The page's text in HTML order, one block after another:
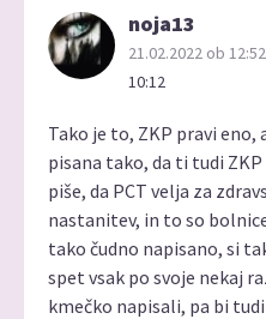
noja13
21.02.2022 ob 12:52
10:12
Tako je to, ZKP pravi eno,
pisana tako, da ti tudi
piše, da PCT velja za
nastanitev, in to so
tako čudno napisano, si
spet vsak po svoje nekaj
kmečko napisali, pa bi